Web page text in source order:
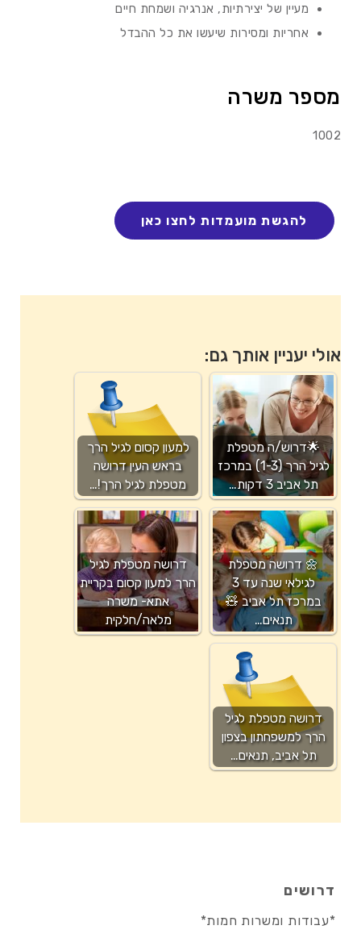
מעיין של יצירתיות, אנרגיה ושמחת חיים
אחריות ומסירות שיעשו את כל ההבדל
מספר משרה
1002
אולי יעניין אותך גם:
🌟דרוש/ה מטפלת
לגיל הרך (1-3) במרכז
תל אביב 3 דקות…
למעון קסום לגיל הרך
בראש העין דרושה
מטפלת לגיל הרך!…
🌼 דרושה מטפלת
לגילאי שנה עד 3
במרכז תל אביב 🧸
תנאים…
דרושה מטפלת לגיל
הרך למעון קסום בקריית
אתא- משרה
מלאה/חלקית
דרושה מטפלת לגיל
הרך למשפחתון בצפון
תל אביב, תנאים…
דרושים
*עבודות ומשרות חמות*